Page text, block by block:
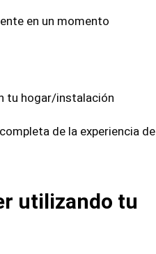
en un momento
tu hogar/instalación
de la experiencia de
utilizando tu